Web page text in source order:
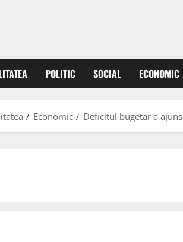
POLITIC SOCIAL ECONOMIC
Economic Deficitul bugetar a